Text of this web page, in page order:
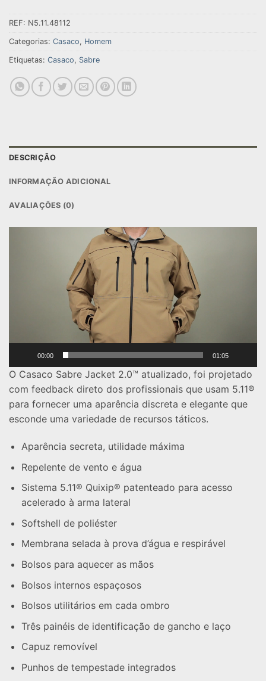
REF: N5.11.48112
Categorias: Casaco, Homem
Etiquetas: Casaco, Sabre
DESCRIÇÃO
INFORMAÇÃO ADICIONAL
AVALIAÇÕES (0)
00:00 01:05
O Casaco Sabre Jacket 2.0™ atualizado, foi projetado
com feedback direto dos profissionais que usam 5.11®
para fornecer uma aparência discreta e elegante que
esconde uma variedade de recursos táticos.
Aparência secreta, utilidade máxima
Repelente de vento e água
Sistema 5.11® Quixip® patenteado para acesso
acelerado à arma lateral
Softshell de poliéster
Membrana selada à prova d’água e respirável
Bolsos para aquecer as mãos
Bolsos internos espaçosos
Bolsos utilitários em cada ombro
Três painéis de identificação de gancho e laço
Capuz removível
Punhos de tempestade integrados